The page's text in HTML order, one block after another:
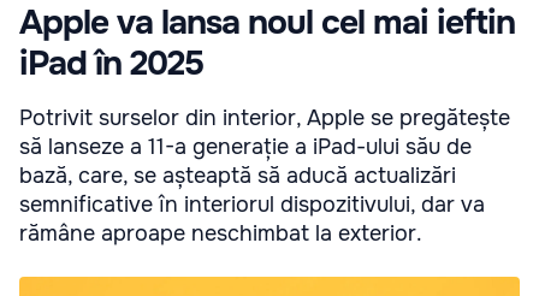
Apple va lansa noul cel mai ieftin
iPad în 2025
Potrivit surselor din interior, Apple se pregătește
să lanseze a 11-a generație a iPad-ului său de
bază, care, se așteaptă să aducă actualizări
semnificative în interiorul dispozitivului, dar va
rămâne aproape neschimbat la exterior.